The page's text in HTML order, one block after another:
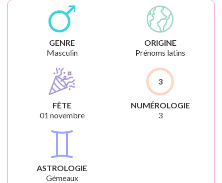
GENRE
Masculin
ORIGINE
Prénoms latins
FÊTE
01 novembre
3
NUMÉROLOGIE
3
ASTROLOGIE
Gémeaux